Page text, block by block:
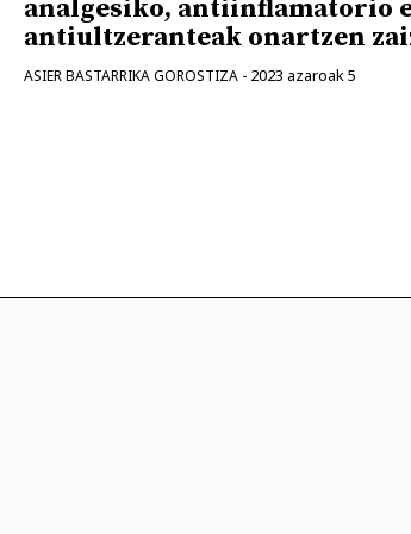
analgesiko, antiinflamatorio
antiultzeranteak onartzen
ASIER BASTARRIKA GOROSTIZA - 2023 azaroak 5